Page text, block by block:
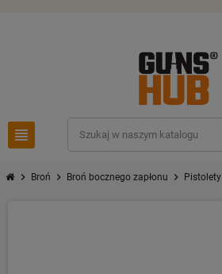
view_headline
chevron_right Broń chevron_right Broń bocznego zapłonu chevron_right Pistolety